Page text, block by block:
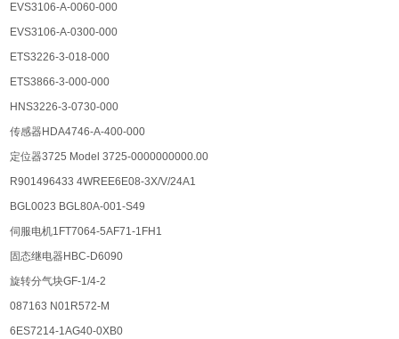
EVS3106-A-0060-000
EVS3106-A-0300-000
ETS3226-3-018-000
ETS3866-3-000-000
HNS3226-3-0730-000
传感器HDA4746-A-400-000
定位器3725 Model 3725-0000000000.00
R901496433 4WREE6E08-3X/V/24A1
BGL0023 BGL80A-001-S49
伺服电机1FT7064-5AF71-1FH1
固态继电器HBC-D6090
旋转分气块GF-1/4-2
087163 N01R572-M
6ES7214-1AG40-0XB0